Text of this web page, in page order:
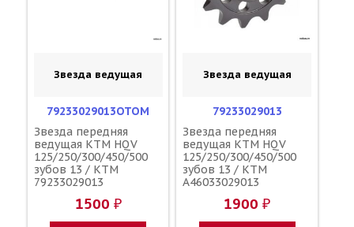
Звезда ведущая
79233029013OTOM
Звезда передняя
ведущая KTM HQV
125/250/300/450/500
зубов 13 / KTM
79233029013
1500 ₽
Звезда ведущая
79233029013
Звезда передняя
ведущая KTM HQV
125/250/300/450/500
зубов 13 / KTM
A46033029013
1900 ₽